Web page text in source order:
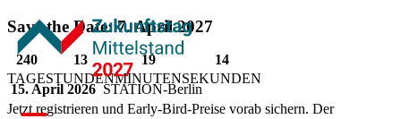
15. April 2026 STATION-Berlin
Save the Date: 7. April 2027
240
TAGE
13
STUNDEN
19
MINUTEN
14
SEKUNDEN
Jetzt registrieren und Early-Bird-Preise vorab sichern. Der